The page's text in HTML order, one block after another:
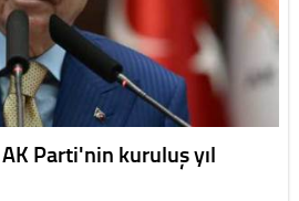
Parti'nin kuruluş yıl